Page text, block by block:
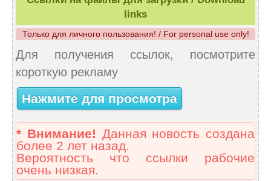
links
Только для личного пользования! / For personal use only!
Для получения ссылок, посмотрите
короткую рекламу
Нажмите для просмотра
* Внимание! Данная новость создана
более 2 лет назад.
Вероятность что ссылки рабочие
очень низкая.